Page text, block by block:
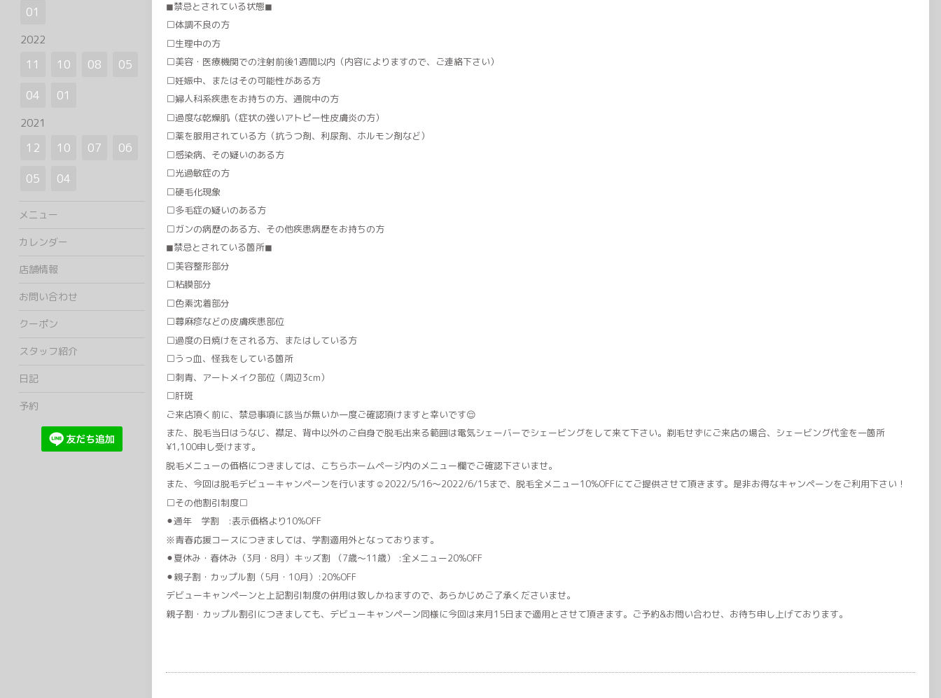
◼︎禁忌とされている状態◼︎
□体調不良の方
□生理中の方
□美容・医療機関での注射前後1週間以内（内容によりますので、ご連絡下さい）
□妊娠中、またはその可能性がある方
□婦人科系疾患をお持ちの方、通院中の方
□過度な乾燥肌（症状の強いアトピー性皮膚炎の方）
□薬を服用されている方（抗うつ剤、利尿剤、ホルモン剤など）
□感染病、その疑いのある方
□光過敏症の方
□硬毛化現象
□多毛症の疑いのある方
□ガンの病歴のある方、その他疾患病歴をお持ちの方
◼︎禁忌とされている箇所◼︎
□美容整形部分
□粘膜部分
□色素沈着部分
□蕁麻疹などの皮膚疾患部位
□過度の日焼けをされる方、またはしている方
□うっ血、怪我をしている箇所
□刺青、アートメイク部位（周辺3cm）
□肝斑
ご来店頂く前に、禁忌事項に該当が無いか一度ご確認頂けますと幸いです😌
また、脱毛当日はうなじ、襟足、背中以外のご自身で脱毛出来る範囲は電気シェーバーでシェービングをして来て下さい。剃毛せずにご来店の場合、シェービング代金を一箇所
¥1,100申し受けます。
脱毛メニューの価格につきましては、こちらホームページ内のメニュー欄でご確認下さいませ。
また、今回は脱毛デビューキャンペーンを行います☺︎2022/5/16〜2022/6/15まで、脱毛全メニュー10%OFFにてご提供させて頂きます。是非お得なキャンペーンをご利用下さい！
□その他割引制度□
⚫︎通年 学割 :表示価格より10%OFF
※青春応援コースにつきましては、学割適用外となっております。
⚫︎夏休み・春休み（3月・8月）キッズ割 （7歳〜11歳） :全メニュー20%OFF
⚫︎親子割・カップル割（5月・10月）:20%OFF
デビューキャンペーンと上記割引制度の併用は致しかねますので、あらかじめご了承くださいませ。
親子割・カップル割引につきましても、デビューキャンペーン同様に今回は来月15日まで適用とさせて頂きます。ご予約&お問い合わせ、お待ち申し上げております。
01
2022
11 10 08
05
04
01
2021
12 10 07
06
05
04
メニュー
カレンダー
店舗情報
お問い合わせ
クーポン
スタッフ紹介
日記
予約